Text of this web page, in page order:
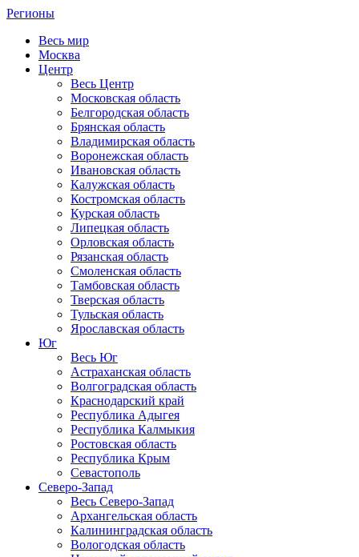
Регионы
Весь мир
Москва
Центр
Весь Центр
Московская область
Белгородская область
Брянская область
Владимирская область
Воронежская область
Ивановская область
Калужская область
Костромская область
Курская область
Липецкая область
Орловская область
Рязанская область
Смоленская область
Тамбовская область
Тверская область
Тульская область
Ярославская область
Юг
Весь Юг
Астраханская область
Волгоградская область
Краснодарский край
Республика Адыгея
Республика Калмыкия
Ростовская область
Республика Крым
Севастополь
Северо-Запад
Весь Северо-Запад
Архангельская область
Калининградская область
Вологодская область